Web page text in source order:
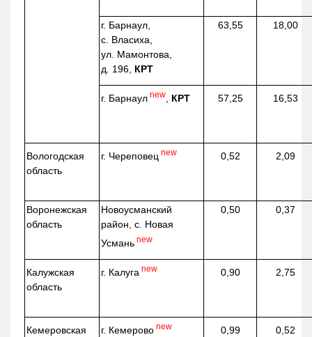
г. Барнаул,
с. Власиха,
ул. Мамонтова,
д. 196, КРТ
63,55 18,00
г. Барнаул new КРТ 57,25 16,53
Вологодская
область
г. Череповец new 0,52 2,09
Воронежская
область
Новоусманский
район, с. Новая
Усмань new
0,50 0,37
Калужская
область
г. Калуга new 0,90 2,75
Кемеровская
г. Кемерово new 0,99 0,52